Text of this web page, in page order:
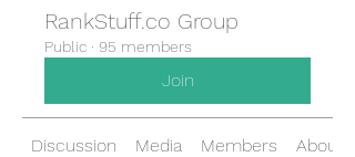
RankStuff.co Group
Public · 95 members
Join
Discussion Media Members About